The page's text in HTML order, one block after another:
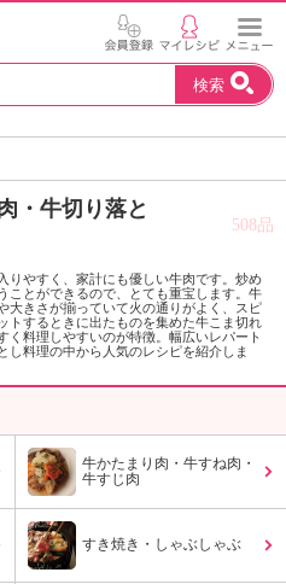
お
い
ピ
つ
け
よ
。
K
ュ
検索
・牛切り落と
508品
りやすく、家計にも優しい牛肉です。炒め
ことができるので、とても重宝します。牛
大きさが揃っていて火の通りがよく、スピ
トするときに出たものを集めた牛こま切れ
く料理しやすいのが特徴。幅広いレパート
し料理の中から人気のレシピを紹介しま
牛かたまり肉・牛すね肉・
牛すじ肉
すき焼き・しゃぶしゃぶ